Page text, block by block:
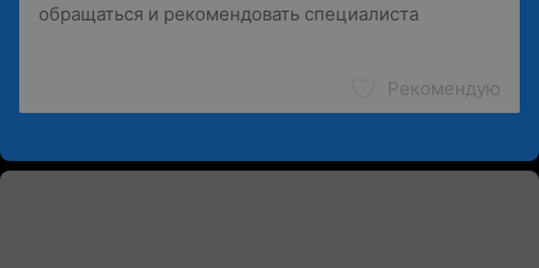
Рекомендую